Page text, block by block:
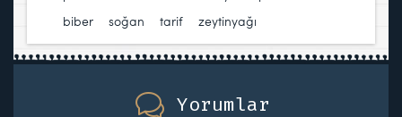
biber
soğan tarif zeytinyağı
Yorumlar